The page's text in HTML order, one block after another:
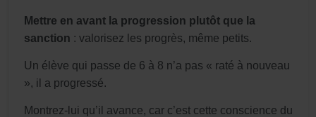
Mettre en avant la progression plutôt que la
sanction : valorisez les progrès, même petits.
Un élève qui passe de 6 à 8 n’a pas « raté à nouveau
», il a progressé.
Montrez-lui qu’il avance, car c’est cette conscience du